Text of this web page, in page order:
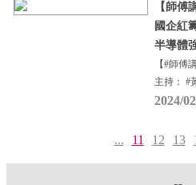
【師傅
國企紅
半導體
【#師傅
主持： #
2024/
... 11 12 13